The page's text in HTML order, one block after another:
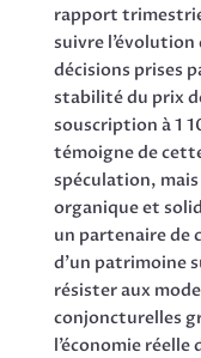
rapport
suivre l’évolution
décisions prises
stabilité du prix
souscription à 1
témoigne de
spéculation,
organique et
un partenaire de
d’un patrimoine
résister aux
conjoncturelles
l’économie réelle